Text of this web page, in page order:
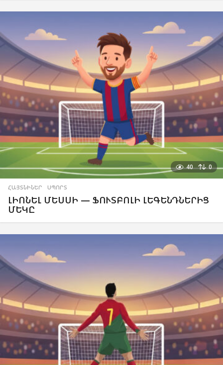
40 0
ՀԱՅՏՆԻՆԵՐ ,ՍՊՈՐՏ
ԼԻՈՆԵԼ ՄԵՍՍԻ — ՖՈՒՏԲՈԼԻ ԼԵԳԵՆԴՆԵՐԻՑ
ՄԵԿԸ